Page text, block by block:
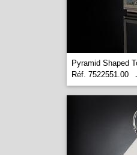
Pyramid Shaped
Réf. 7522551.00